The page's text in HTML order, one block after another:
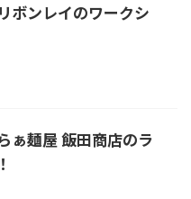
ボンレイのワークシ
ぁ麺屋 飯田商店のラ